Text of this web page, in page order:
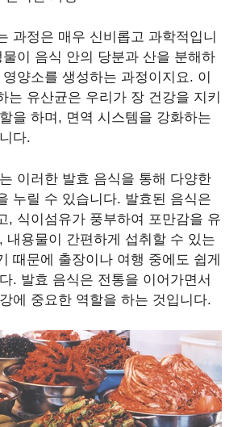
과정은 매우 신비롭고 과학적입니
이 음식 안의 당분과 산을 분해하
양소를 생성하는 과정이지요. 이
는 유산균은 우리가 장 건강을 지키
을 하며, 면역 시스템을 강화하는
다.
이러한 발효 음식을 통해 다양한
누릴 수 있습니다. 발효된 음식은
, 식이섬유가 풍부하여 포만감을 유
내용물이 간편하게 섭취할 수 있는
때문에 출장이나 여행 중에도 쉽게
. 발효 음식은 전통을 이어가면서
에 중요한 역할을 하는 것입니다.